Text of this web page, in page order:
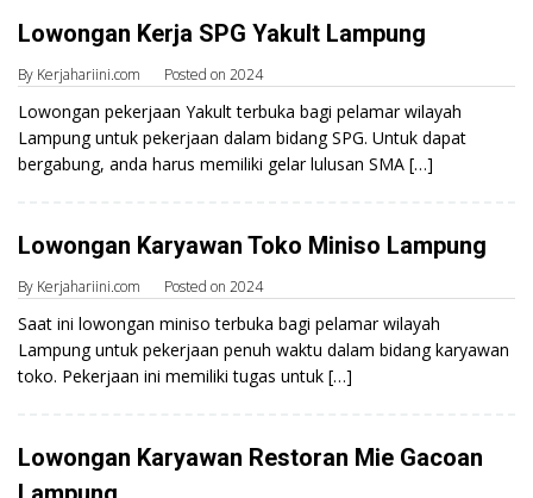
Lowongan Kerja SPG Yakult Lampung
By Kerjahariini.com Posted on 2024
Lowongan pekerjaan Yakult terbuka bagi pelamar wilayah
Lampung untuk pekerjaan dalam bidang SPG. Untuk dapat
bergabung, anda harus memiliki gelar lulusan SMA […]
Lowongan Karyawan Toko Miniso Lampung
By Kerjahariini.com Posted on 2024
Saat ini lowongan miniso terbuka bagi pelamar wilayah
Lampung untuk pekerjaan penuh waktu dalam bidang karyawan
toko. Pekerjaan ini memiliki tugas untuk […]
Lowongan Karyawan Restoran Mie Gacoan